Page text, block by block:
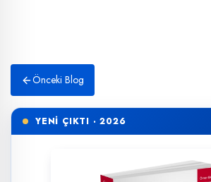
Önceki Blog
YENİ ÇIKTI · 2026